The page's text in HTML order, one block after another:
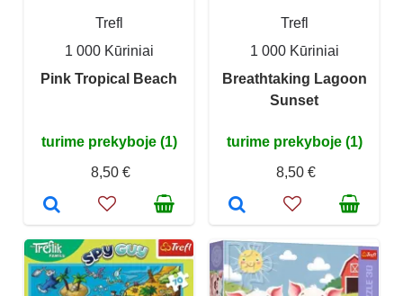
Trefl
1 000 Kūriniai
Pink Tropical Beach
turime prekyboje (1)
8,50 €
Trefl
1 000 Kūriniai
Breathtaking Lagoon
Sunset
turime prekyboje (1)
8,50 €